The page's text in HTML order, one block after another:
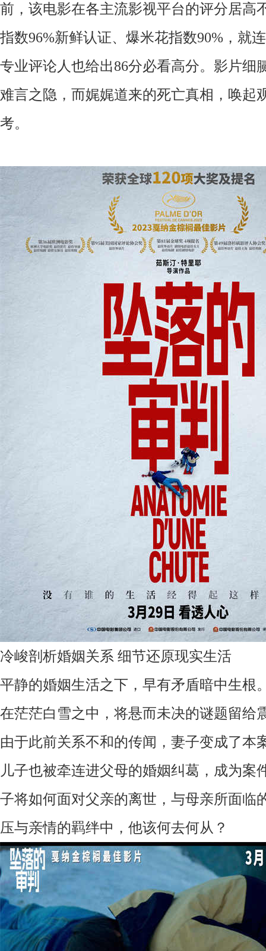
前，该电影在各主流影视平台的评分居高
指数96%新鲜认证、爆米花指数90%，就
专业评论人也给出86分必看高分。影片细
难言之隐，而娓娓道来的死亡真相，唤起
考。
冷峻剖析婚姻关系 细节还原现实生活
平静的婚姻生活之下，早有矛盾暗中生根
在茫茫白雪之中，将悬而未决的谜题留给
由于此前关系不和的传闻，妻子变成了本
儿子也被牵连进父母的婚姻纠葛，成为案
子将如何面对父亲的离世，与母亲所面临
压与亲情的羁绊中，他该何去何从？